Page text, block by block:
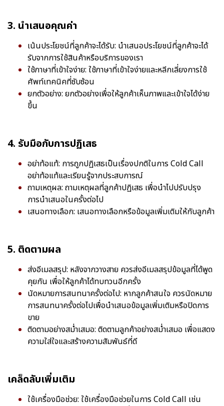
3. นำเสนอคุณค่า
เน้นประโยชน์ที่ลูกค้าจะได้รับ: นำเสนอประโยชน์ที่ลูกค้าจะได้
รับจากการใช้สินค้าหรือบริการของเรา
ใช้ภาษาที่เข้าใจง่าย: ใช้ภาษาที่เข้าใจง่ายและหลีกเลี่ยงการใช้
ศัพท์เทคนิคที่ซับซ้อน
ยกตัวอย่าง: ยกตัวอย่างเพื่อให้ลูกค้าเห็นภาพและเข้าใจได้ง่าย
ขึ้น
4. รับมือกับการปฏิเสธ
อย่าท้อแท้: การถูกปฏิเสธเป็นเรื่องปกติในการ Cold Call
อย่าท้อแท้และเรียนรู้จากประสบการณ์
ถามเหตุผล: ถามเหตุผลที่ลูกค้าปฏิเสธ เพื่อนำไปปรับปรุง
การนำเสนอในครั้งต่อไป
เสนอทางเลือก: เสนอทางเลือกหรือข้อมูลเพิ่มเติมให้กับลูกค้า
5. ติดตามผล
ส่งอีเมลสรุป: หลังจากวางสาย ควรส่งอีเมลสรุปข้อมูลที่ได้พูด
คุยกัน เพื่อให้ลูกค้าได้ทบทวนอีกครั้ง
นัดหมายการสนทนาครั้งต่อไป: หากลูกค้าสนใจ ควรนัดหมาย
การสนทนาครั้งต่อไปเพื่อนำเสนอข้อมูลเพิ่มเติมหรือปิดการ
ขาย
ติดตามอย่างสม่ำเสมอ: ติดตามลูกค้าอย่างสม่ำเสมอ เพื่อแสดง
ความใส่ใจและสร้างความสัมพันธ์ที่ดี
เคล็ดลับเพิ่มเติม
ใช้เครื่องมือช่วย: ใช้เครื่องมือช่วยในการ Cold Call เช่น